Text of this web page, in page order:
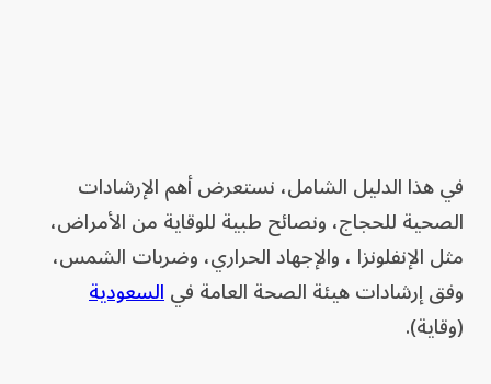
في هذا الدليل الشامل، نستعرض أهم الإرشادات
الصحية للحجاج، ونصائح طبية للوقاية من الأمراض،
مثل الإنفلونزا ، والإجهاد الحراري، وضربات الشمس،
وفق إرشادات هيئة الصحة العامة فيالسعودية
(وقاية).